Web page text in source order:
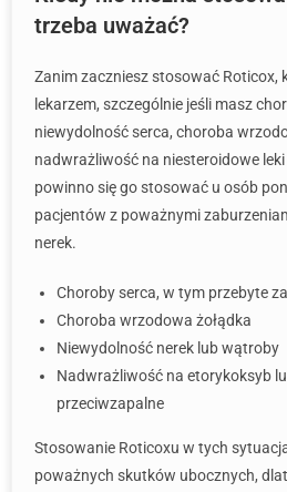
trzeba uważać?
Zanim zaczniesz stosować Roticox,
lekarzem, szczególnie jeśli masz
niewydolność serca, choroba
nadwrażliwość na niesteroidowe
powinno się go stosować u osób
pacjentów z poważnymi
nerek.
Choroby serca, w tym przebyte
Choroba wrzodowa żołądka
Niewydolność nerek lub wątroby
Nadwrażliwość na etorykoksyb
przeciwzapalne
Stosowanie Roticoxu w tych
poważnych skutków ubocznych,